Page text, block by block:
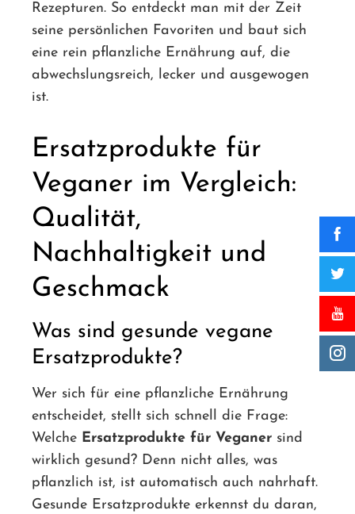
Rezepturen. So entdeckt man mit der Zeit
seine persönlichen Favoriten und baut sich
eine rein pflanzliche Ernährung auf, die
abwechslungsreich, lecker und ausgewogen
ist.
Ersatzprodukte für
Veganer im Vergleich:
Qualität,
Nachhaltigkeit und
Geschmack
Was sind gesunde vegane
Ersatzprodukte?
Wer sich für eine pflanzliche Ernährung
entscheidet, stellt sich schnell die Frage:
Welche Ersatzprodukte für Veganer sind
wirklich gesund? Denn nicht alles, was
pflanzlich ist, ist automatisch auch nahrhaft.
Gesunde Ersatzprodukte erkennst du daran,